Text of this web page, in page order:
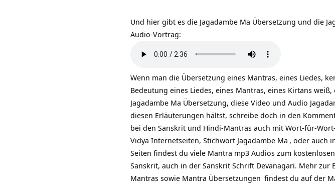
Und hier gibt es die Jagadambe Ma Übersetzung und die
Audio-Vortrag:
Wenn man die Übersetzung eines Mantras, eines Liedes,
Bedeutung eines Liedes, eines Mantras, eines Kirtans
Jagadambe Ma Übersetzung, diese Video und Audio
diesen Erläuterungen hältst, schreibe doch in den
bei den Sanskrit und Hindi-Mantras auch mit Wort-für-
Vidya Internetseiten, Stichwort Jagadambe Ma , oder auch
Seiten findest du viele Mantra mp3 Audios zum
Sanskrit, auch in der Sanskrit Schrift Devanagari. Mehr zur
Mantras sowie Mantra Übersetzungen findest du aufder